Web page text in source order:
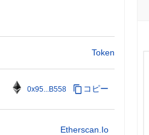
Token
0x95...B558 コピー
Etherscan.io